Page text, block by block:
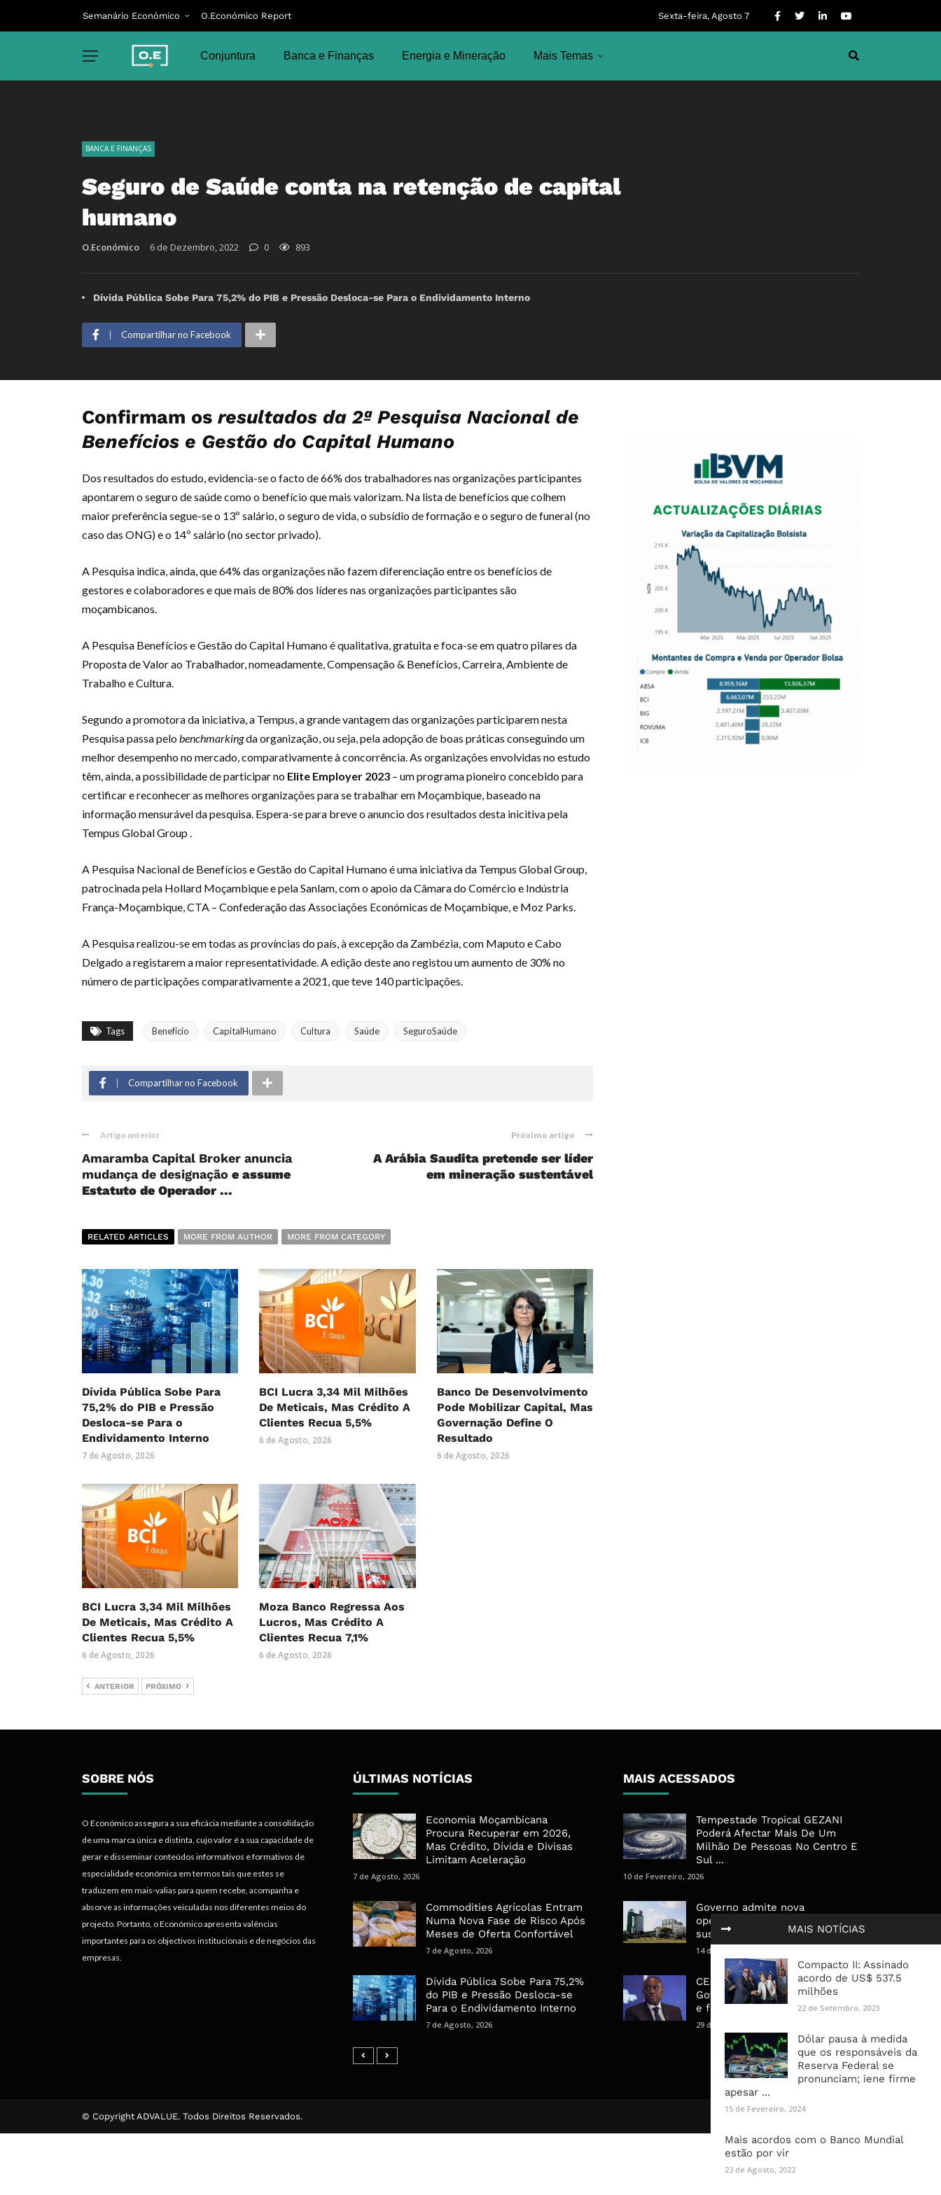
Semanário Económico O.Económico Report Sexta-feira, Agosto 7
Conjuntura Banca e Finanças Energia e Mineração Mais Temas
BANCA E FINANÇAS
Seguro de Saúde conta na retenção de capital
humano
O.Económico 6 de Dezembro, 2022 0 893
Dívida Pública Sobe Para 75,2% do PIB e Pressão Desloca-se Para o Endividamento Interno
Compartilhar no Facebook
Confirmam os resultados da 2ª Pesquisa Nacional de
Benefícios e Gestão do Capital Humano
Dos resultados do estudo, evidencia-se o facto de 66% dos trabalhadores nas organizações participantes
apontarem o seguro de saúde como o benefício que mais valorizam. Na lista de benefícios que colhem
maior preferência segue-se o 13º salário, o seguro de vida, o subsídio de formação e o seguro de funeral (no
caso das ONG) e o 14º salário (no sector privado).
A Pesquisa indica, ainda, que 64% das organizações não fazem diferenciação entre os benefícios de
gestores e colaboradores e que mais de 80% dos líderes nas organizações participantes são
moçambicanos.
A Pesquisa Benefícios e Gestão do Capital Humano é qualitativa, gratuita e foca-se em quatro pilares da
Proposta de Valor ao Trabalhador, nomeadamente, Compensação & Benefícios, Carreira, Ambiente de
Trabalho e Cultura.
Segundo a promotora da iniciativa, a Tempus, a grande vantagem das organizações participarem nesta
Pesquisa passa pelobenchmarkingda organização, ou seja, pela adopção de boas práticas conseguindo um
melhor desempenho no mercado, comparativamente à concorrência. As organizações envolvidas no estudo
têm, ainda, a possibilidade de participar no Elite Employer 2023 – um programa pioneiro concebido para
certificar e reconhecer as melhores organizações para se trabalhar em Moçambique, baseado na
informação mensurável da pesquisa. Espera-se para breve o anuncio dos resultados desta inicitiva pela
Tempus Global Group .
A Pesquisa Nacional de Benefícios e Gestão do Capital Humano é uma iniciativa da Tempus Global Group,
patrocinada pela Hollard Moçambique e pela Sanlam, com o apoio da Câmara do Comércio e Indústria
França-Moçambique, CTA – Confederação das Associações Económicas de Moçambique, e Moz Parks.
A Pesquisa realizou-se em todas as províncias do país, à excepção da Zambézia, com Maputo e Cabo
Delgado a registarem a maior representatividade. A edição deste ano registou um aumento de 30% no
número de participações comparativamente a 2021, que teve 140 participações.
Tags Benefício CapitalHumano Cultura Saúde SeguroSaúde
Compartilhar no Facebook
Artigo anterior
Amaramba Capital Broker anuncia
mudança de designação e assume
Estatuto de Operador ...
Próximo artigo
A Arábia Saudita pretende ser líder
em mineração sustentável
RELATED ARTICLES MORE FROM AUTHOR MORE FROM CATEGORY
Dívida Pública Sobe Para
75,2% do PIB e Pressão
Desloca-se Para o
Endividamento Interno
7 de Agosto, 2026
BCI Lucra 3,34 Mil Milhões
De Meticais, Mas Crédito A
Clientes Recua 5,5%
6 de Agosto, 2026
Banco De Desenvolvimento
Pode Mobilizar Capital, Mas
Governação Define O
Resultado
6 de Agosto, 2026
BCI Lucra 3,34 Mil Milhões
De Meticais, Mas Crédito A
Clientes Recua 5,5%
6 de Agosto, 2026
Moza Banco Regressa Aos
Lucros, Mas Crédito A
Clientes Recua 7,1%
6 de Agosto, 2026
ANTERIOR PRÓXIMO
MAIS NOTÍCIAS
Compacto II: Assinado
acordo de US$ 537.5
milhões
22 de Setembro, 2023
Dólar pausa à medida
que os responsáveis da
Reserva Federal se
pronunciam; iene firme
apesar ...
15 de Fevereiro, 2024
Mais acordos com o Banco Mundial
estão por vir
23 de Agosto, 2022
SOBRE NÓS
O Económico assegura a sua eficácia mediante a consolidação
de uma marca única e distinta, cujo valor é a sua capacidade de
gerar e disseminar conteúdos informativos e formativos de
especialidade económica em termos tais que estes se
traduzem em mais-valias para quem recebe, acompanha e
absorve as informações veiculadas nos diferentes meios do
projecto. Portanto, o Económico apresenta valências
importantes para os objectivos institucionais e de negócios das
empresas.
ÚLTIMAS NOTÍCIAS
Economia Moçambicana
Procura Recuperar em 2026,
Mas Crédito, Dívida e Divisas
Limitam Aceleração
7 de Agosto, 2026
Commodities Agrícolas Entram
Numa Nova Fase de Risco Após
Meses de Oferta Confortável
7 de Agosto, 2026
Dívida Pública Sobe Para 75,2%
do PIB e Pressão Desloca-se
Para o Endividamento Interno
7 de Agosto, 2026
MAIS ACESSADOS
Tempestade Tropical GEZANI
Poderá Afectar Mais De Um
Milhão De Pessoas No Centro E
Sul ...
10 de Fevereiro, 2026
Governo admite nova
operadora para a Mozal após
suspensão das operações
14 de Março, 2026
CEO do Standard Bank pede ao
Governo que “saia do caminho”
e facilite os negócios
29 de Janeiro, 2025
© Copyright ADVALUE. Todos Direitos Reservados.